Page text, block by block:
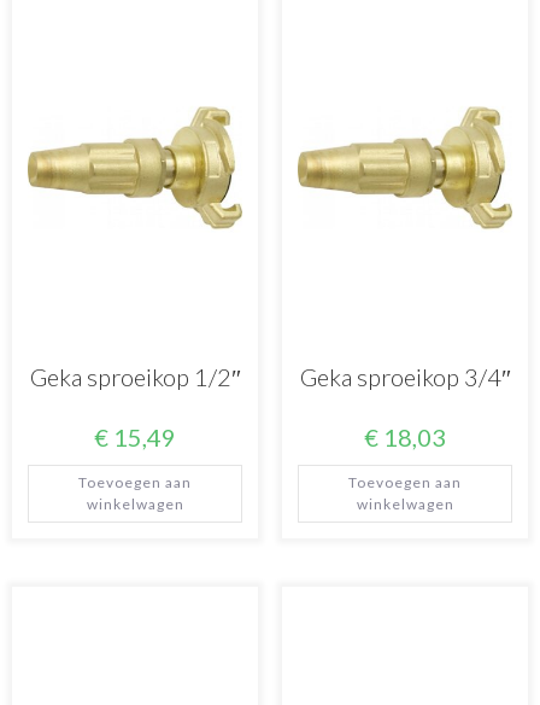
Geka sproeikop 1/2″
€ 15,49
Toevoegen aan
winkelwagen
Geka sproeikop 3/4″
€ 18,03
Toevoegen aan
winkelwagen